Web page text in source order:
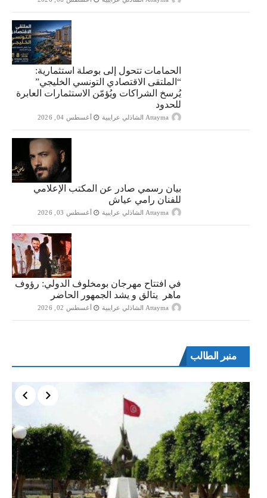
الحمامات تتحول إلى بوصلة استثمارية:
“الملتقى الاقتصادي التونسي الخليجي”
يُرسخ الشراكات ويُؤمّن الاستثمارات العابرة
للحدود
Attayma الشاذلي عرايبية أغسطس 04, 2026
بيان رسمي صادر عن المكتب الإعلامي
للفنان رامي عياش
Attayma الشاذلي عرايبية أغسطس 03, 2026
في افتتاح مهرجان بومخلوف الدولي: رؤوف
ماهر يتالق و يشد الجمهور الحاضر
Attayma الشاذلي عرايبية أغسطس 02, 2026
منبر الطالب